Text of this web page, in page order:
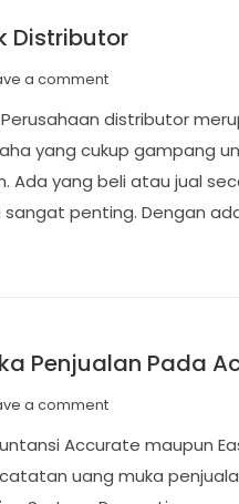
Distributor
a comment
distributor
yang cukup gampang
Ada yang beli atau jual
penting. Dengan
Penjualan Pada
a comment
Accurate maupun
uang muka